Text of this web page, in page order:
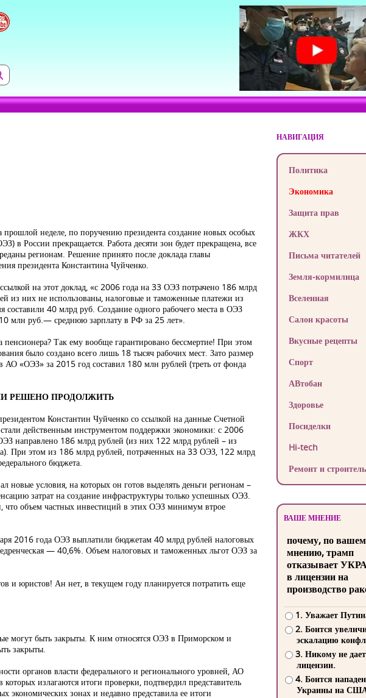
прошлой неделе, по поручению президента создание новых особых
в России прекращается. Работа десяти зон будет прекращена, все
регионам. Решение принято после доклада главы
президента Константина Чуйченко.
на этот доклад, «с 2006 года на 33 ОЭЗ потрачено 186 млрд
из них не использованы, налоговые и таможенные платежи из
составили 40 млрд руб. Создание одного рабочего места в ОЭЗ
млн руб.— среднюю зарплату в РФ за 25 лет».
пенсионера? Так ему вообще гарантировано бессмертие! При этом
было создано всего лишь 18 тысяч рабочих мест. Зато размер
АО «ОЭЗ» за 2015 год составил 180 млн рублей (треть от фонда
РЕШЕНО ПРОДОЛЖИТЬ
Константин Чуйченко со ссылкой на данные Счетной
действенным инструментом поддержки экономики: с 2006
направлено 186 млрд рублей (из них 122 млрд рублей – из
При этом из 186 млрд рублей, потраченных на 33 ОЭЗ, 122 млрд
бюджета.
новые условия, на которых он готов выделять деньги регионам –
затрат на создание инфраструктуры только успешных ОЭЗ.
что объем частных инвестиций в этих ОЭЗ минимум втрое
2016 года ОЭЗ выплатили бюджетам 40 млрд рублей налоговых
— 40,6%. Объем налоговых и таможенных льгот ОЭЗ за
и юристов! Ан нет, в текущем году планируется потратить еще
могут быть закрыты. К ним относятся ОЭЗ в Приморском и
закрыты.
органов власти федерального и регионального уровней, АО
излагаются итоги проверки, подтвердил представитель
экономических зонах и недавно представила ее итоги
НАВИГАЦИЯ
Политика
Экономика
Защита прав
ЖКХ
Письма читателей
Земля-кормилица
Вселенная
Салон красоты
Вкусные рецепты
Спорт
АВтобан
Здоровье
Посиделки
Hi-tech
Ремонт и
ВАШЕ МНЕНИЕ
почему, по
мнению, трамп
отказывает
в лицензии на
производство
1. Уважает
2. Боится
эскалацию
3. Никому не
лицензии.
4. Боится
Украины на